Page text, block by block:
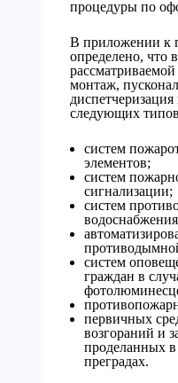
процедуры по
В приложении к
определено, что
рассматриваемой
монтаж,
следующих
систем
элементов;
систем
сигнализации;
систем
систем
граждан в
первичных
возгораний и
проделанных
преградах.